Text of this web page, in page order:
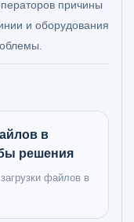
причины
и оборудования
в
решения
файлов в